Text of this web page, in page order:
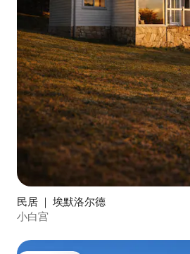
民居 ｜ 埃默洛尔德
小白宫